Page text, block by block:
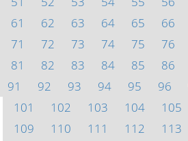
61
62 63 64 65 66
71
72 73 74 75 76
81
82 83 84 85 86
91
92 93 94 95 96
101
102 103 104 105
109
110 111 112 113